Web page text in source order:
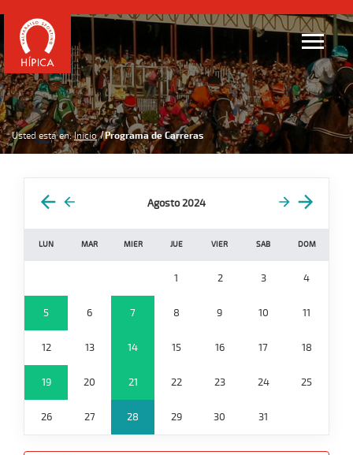
Usted está en: Inicio Programa de Carreras
Agosto 2024
LUN MAR MIER JUE VIER SAB DOM
1 2 3 4
5 6 7 8 9 10 11
12 13 14 15 16 17 18
19 20 21 22 23 24 25
26 27 28 29 30 31